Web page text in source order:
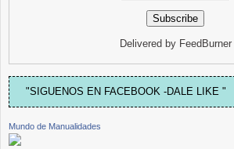
Delivered by FeedBurner
"SIGUENOS EN FACEBOOK -DALE LIKE "
Mundo de Manualidades